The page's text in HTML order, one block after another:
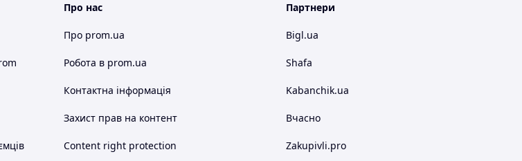
Про нас
Про prom.ua
Робота в prom.ua
Контактна інформація
Захист прав на контент
Content right protection
Партнери
Bigl.ua
Shafa
Kabanchik.ua
Вчасно
Zakupivli.pro